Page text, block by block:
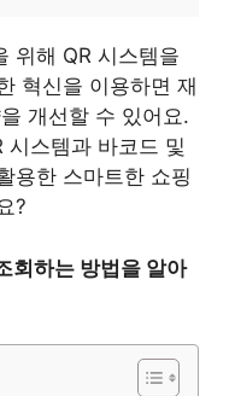
위해 QR 시스템을
혁신을 이용하면 재
개선할 수 있어요.
시스템과 바코드 및
용한 스마트한 쇼핑
?
회하는 방법을 알아